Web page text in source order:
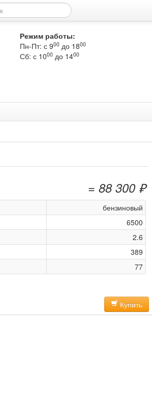
Режим работы:
Пн-Пт: с 900 до 1800
Сб: с 1000 до 1400
= 88 300 ₽
бензиновый
6500
2.6
389
77
Купить